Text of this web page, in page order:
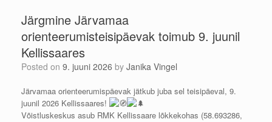
Järgmine Järvamaa
orienteerumisteisipäevak toimub 9. juunil
Kellissaares
Posted on 9. juuni 2026 by Janika Vingel
Järvamaa orienteerumispäevak jätkub juba sel teisipäeval, 9.
juunil 2026 Kellissaares!
Võistluskeskus asub RMK Kellissaare lõkkekohas (58.693286,